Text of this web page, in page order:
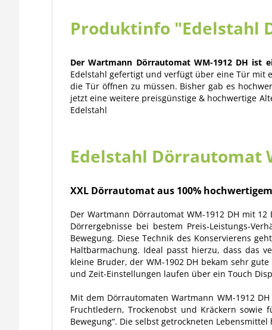
Produktinfo "Edelstahl
Der Wartmann Dörrautomat WM-1912 DH ist
Edelstahl gefertigt und verfügt über eine Tür mit
die Tür öffnen zu müssen. Bisher gab es
jetzt eine weitere preisgünstige & hochwertige
Edelstahl
Edelstahl Dörrautomat
XXL Dörrautomat aus 100%
Der Wartmann Dörrautomat WM-1912 DH mit
Dörrergebnisse bei bestem Preis-Leistungs-
Bewegung. Diese Technik des Konservierens
Haltbarmachung. Ideal passt hierzu, dass das
kleine Bruder, der WM-1902 DH bekam sehr
und Zeit-Einstellungen laufen über ein Touch
Mit dem Dörrautomaten Wartmann WM-1912
Fruchtledern, Trockenobst und Kräckern sowie
Bewegung“. Die selbst getrockneten